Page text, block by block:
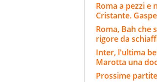
Roma a pezzi e
Cristante.
Roma, Bah che
rigore da
Inter, l'ultima
Marotta una
Prossime